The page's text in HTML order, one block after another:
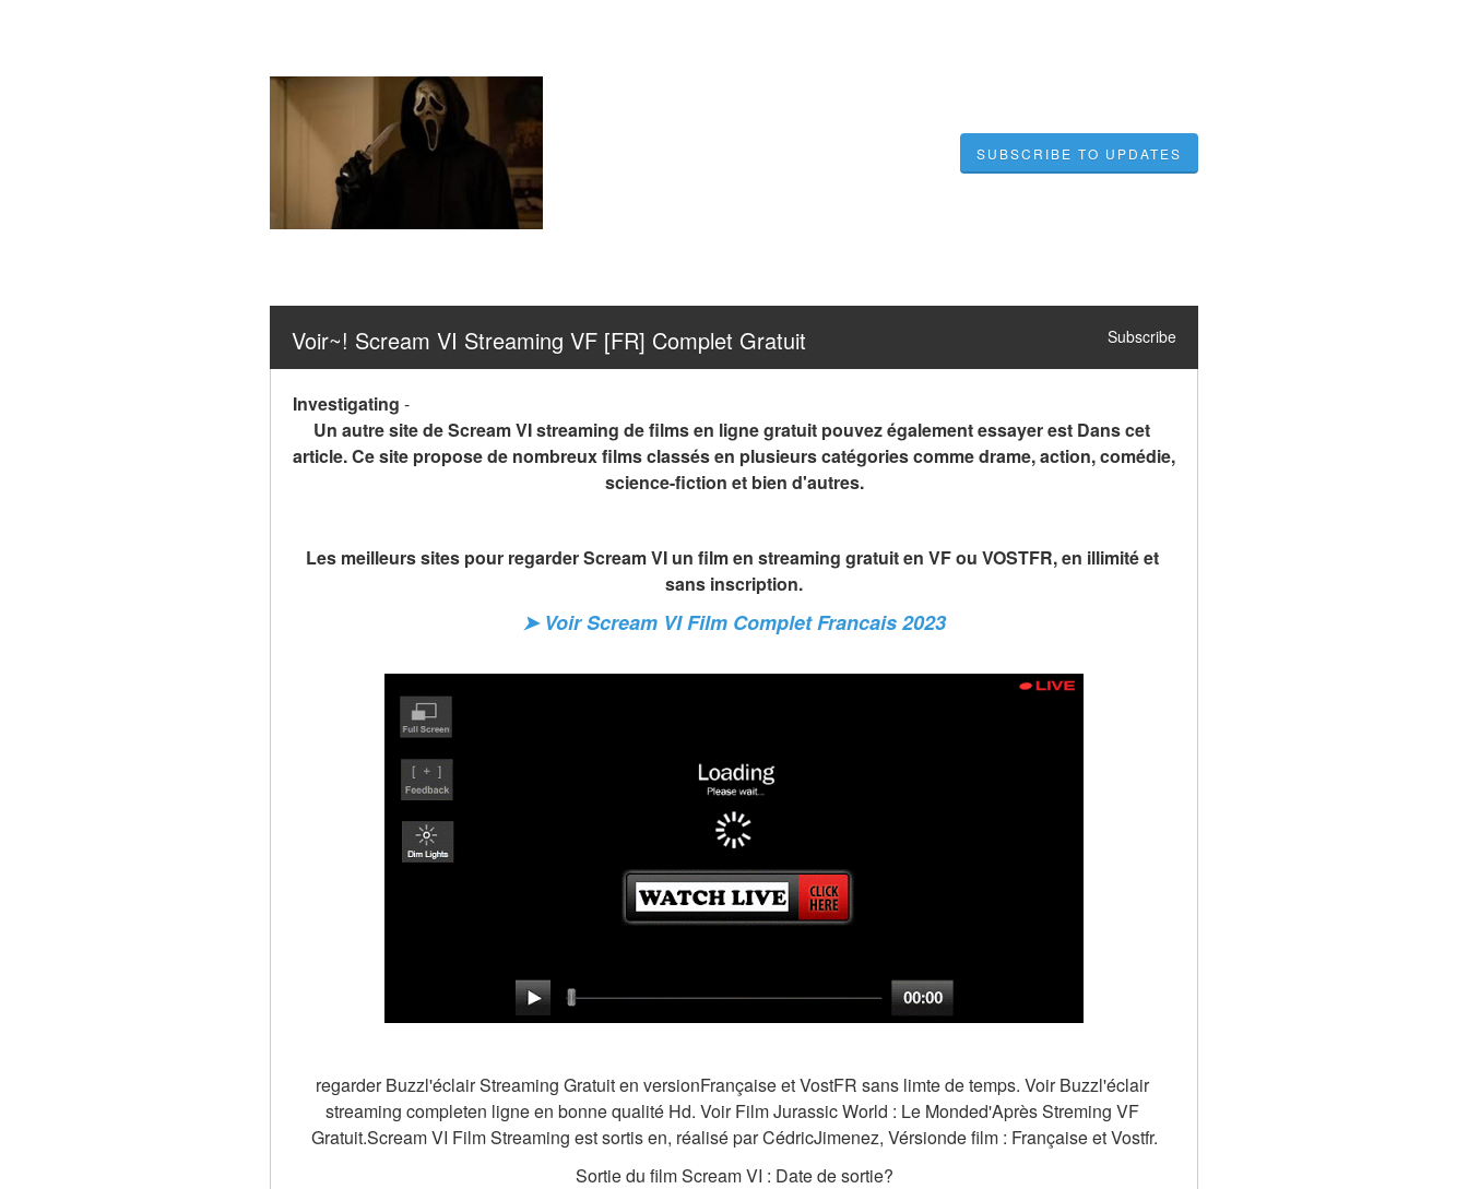
SUBSCRIBE TO UPDATES
Voir~! Scream VI Streaming VF [FR] Complet Gratuit Subscribe
Investigating -
Un autre site de Scream VI streaming de films en ligne gratuit pouvez également essayer est Dans cet
article. Ce site propose de nombreux films classés en plusieurs catégories comme drame, action, comédie,
science-fiction et bien d'autres.
Les meilleurs sites pour regarder Scream VI un film en streaming gratuit en VF ou VOSTFR, en illimité et
sans inscription.
➤ Voir Scream VI Film Complet Francais 2023
regarder Buzzl'éclair Streaming Gratuit en versionFrançaise et VostFR sans limte de temps. Voir Buzzl'éclair
streaming completen ligne en bonne qualité Hd. Voir Film Jurassic World : Le Monded'Après Streming VF
Gratuit.Scream VI Film Streaming est sortis en, réalisé par CédricJimenez, Vérsionde film : Française et Vostfr.
Sortie du film Scream VI : Date de sortie?